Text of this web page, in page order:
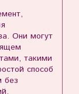
Они могут
такими
способ
без